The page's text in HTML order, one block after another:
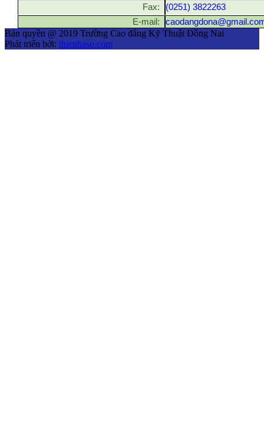
Fax:
(0251) 3822263
E-mail:
Bản quyền @ 2019 Trường Cao đẳng Kỹ Thuật Đồng Nai
Phát triển bởi: thienhaso.com